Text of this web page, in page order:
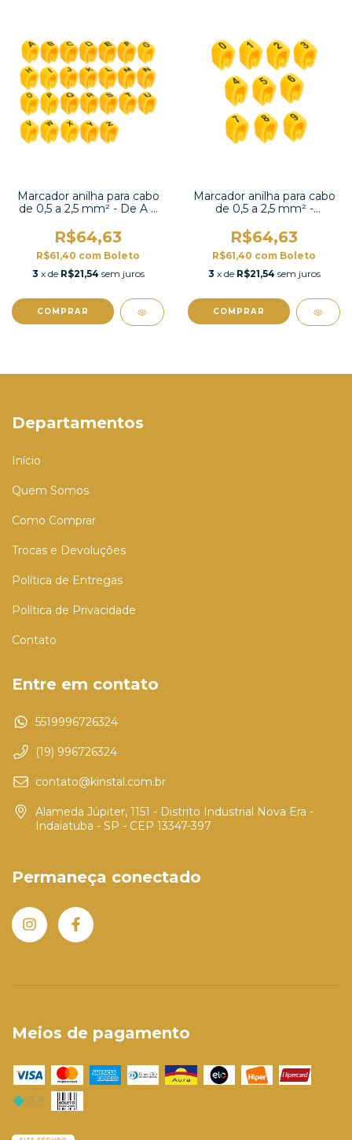
Marcador anilha para cabo
de 0,5 a 2,5 mm² - De A a
R$64,63
R$61,40 com Boleto
3 x de R$21,54 sem juros
COMPRAR
Marcador anilha para cabo
de 0,5 a 2,5 mm² -
símbolos - EC-0
R$64,63
R$61,40 com Boleto
3 x de R$21,54 sem juros
COMPRAR
Departamentos
Início
Quem Somos
Como Comprar
Trocas e Devoluções
Política de Entregas
Política de Privacidade
Contato
Entre em contato
5519996726324
(19) 996726324
contato@kinstal.com.br
Alameda Júpiter, 1151 - Distrito Industrial Nova Era -
Indaiatuba - SP - CEP 13347-397
Permaneça conectado
Meios de pagamento